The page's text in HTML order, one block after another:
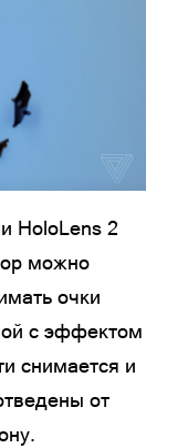
HoloLens 2
можно
очки
с эффектом
снимается и
от